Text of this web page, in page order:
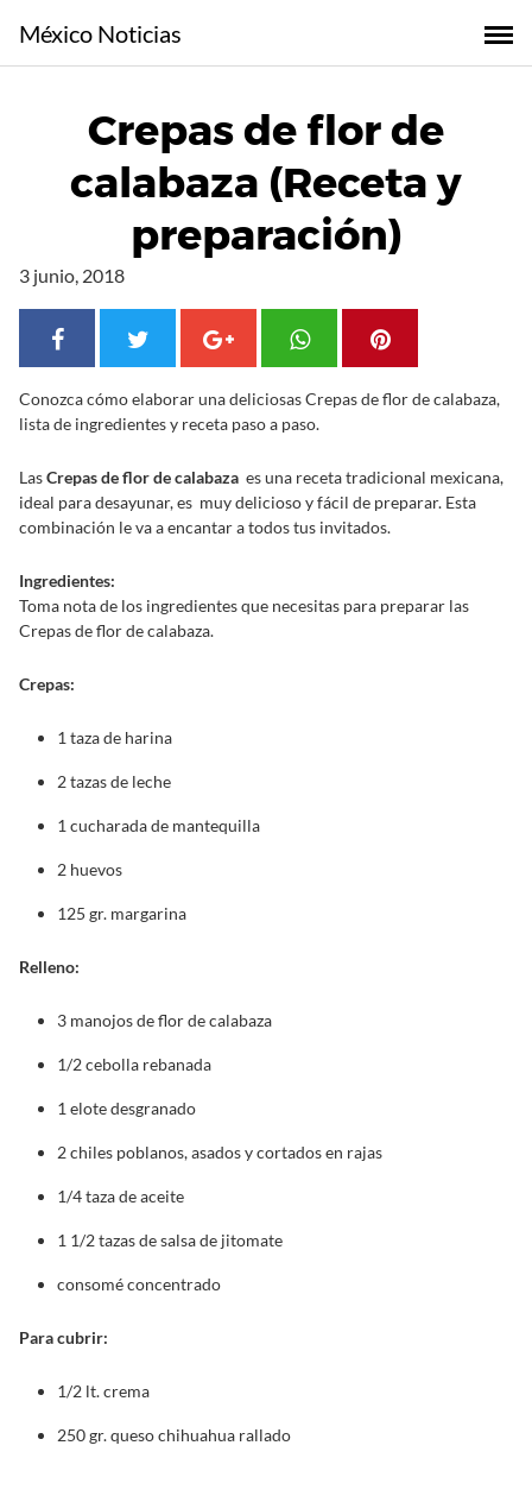
l
México Noticias
Crepas de flor de
calabaza (Receta y
preparación)
3 junio, 2018
Conozca cómo elaborar una deliciosas Crepas de flor de calabaza,
lista de ingredientes y receta paso a paso.
LasCrepas de flor de calabaza es una receta tradicional mexicana,
ideal para desayunar, es muy delicioso y fácil de preparar. Esta
combinación le va a encantar a todos tus invitados.
Ingredientes:
Toma nota de los ingredientes que necesitas para preparar las
Crepas de flor de calabaza.
Crepas:
1 taza de harina
2 tazas de leche
1 cucharada de mantequilla
2 huevos
125 gr. margarina
Relleno:
3 manojos de flor de calabaza
1/2 cebolla rebanada
1 elote desgranado
2 chiles poblanos, asados y cortados en rajas
1/4 taza de aceite
1 1/2 tazas de salsa de jitomate
consomé concentrado
Para cubrir:
1/2 lt. crema
250 gr. queso chihuahua rallado